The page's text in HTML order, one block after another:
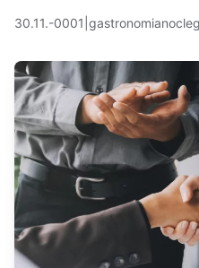
30.11.-0001 gastronomia